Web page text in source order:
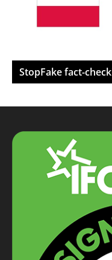
StopFake fact-